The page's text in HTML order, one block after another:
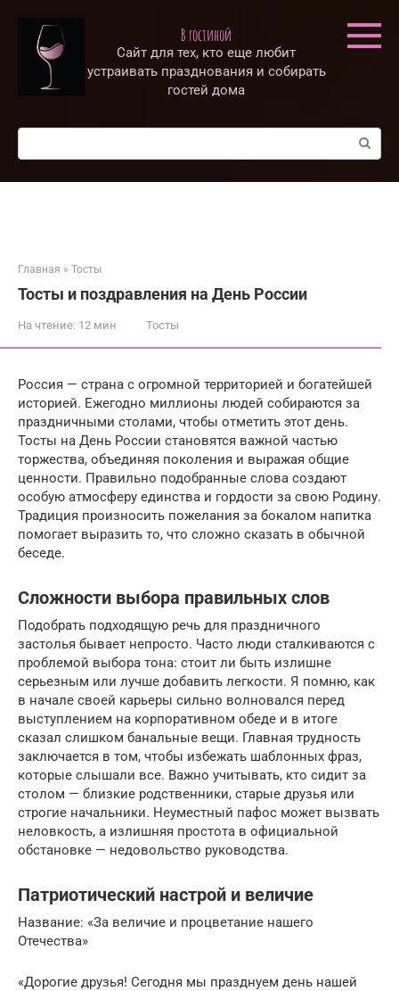
контенту
В гостиной
Сайт для тех, кто еще любит
устраивать празднования и собирать
гостей дома
Поиск:
Главная » Тосты
Тосты и поздравления на День России
На чтение: 12 мин Тосты
Россия — страна с огромной территорией и богатейшей
историей. Ежегодно миллионы людей собираются за
праздничными столами, чтобы отметить этот день.
Тосты на День России становятся важной частью
торжества, объединяя поколения и выражая общие
ценности. Правильно подобранные слова создают
особую атмосферу единства и гордости за свою Родину.
Традиция произносить пожелания за бокалом напитка
помогает выразить то, что сложно сказать в обычной
беседе.
Сложности выбора правильных слов
Подобрать подходящую речь для праздничного
застолья бывает непросто. Часто люди сталкиваются с
проблемой выбора тона: стоит ли быть излишне
серьезным или лучше добавить легкости. Я помню, как
в начале своей карьеры сильно волновался перед
выступлением на корпоративном обеде и в итоге
сказал слишком банальные вещи. Главная трудность
заключается в том, чтобы избежать шаблонных фраз,
которые слышали все. Важно учитывать, кто сидит за
столом — близкие родственники, старые друзья или
строгие начальники. Неуместный пафос может вызвать
неловкость, а излишняя простота в официальной
обстановке — недовольство руководства.
Патриотический настрой и величие
Название: «За величие и процветание нашего
Отечества»
«Дорогие друзья! Сегодня мы празднуем день нашей